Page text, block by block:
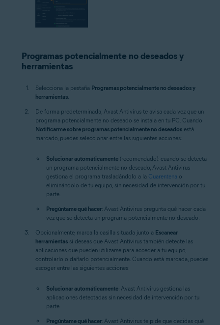
Programas potencialmente no deseados y
herramientas
Selecciona la pestaña Programas potencialmente no deseados y
herramientas
De forma predeterminada, Avast Antivirus te avisa cada vez que un
programa potencialmente no deseado se instala en tu PC. Cuando
Notificarme sobre programas potencialmente no deseados está
marcado, puedes seleccionar entre las siguientes acciones:
Solucionar automáticamente (recomendado): cuando se detecta
un programa potencialmente no deseado, Avast Antivirus
gestiona el programa trasladándolo a la Cuarentena o
eliminándolo de tu equipo, sin necesidad de intervención por tu
parte.
Pregúntame qué hacer: Avast Antivirus pregunta qué hacer cada
vez que se detecta un programa potencialmente no deseado.
Opcionalmente, marca la casilla situada junto a Escanear
herramientas si deseas que Avast Antivirus también detecte las
aplicaciones que pueden utilizarse para acceder a tu equipo,
controlarlo o dañarlo potencialmente. Cuando está marcada, puedes
escoger entre las siguientes acciones:
Solucionar automáticamente: Avast Antivirus gestiona las
aplicaciones detectadas sin necesidad de intervención por tu
parte.
Pregúntame qué hacer: Avast Antivirus te pide que decidas qué